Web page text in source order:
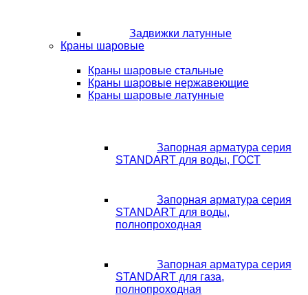
Задвижки латунные
Краны шаровые
Краны шаровые стальные
Краны шаровые нержавеющие
Краны шаровые латунные
Запорная арматура серия
STANDART для воды, ГОСТ
Запорная арматура серия
STANDART для воды,
полнопроходная
Запорная арматура серия
STANDART для газа,
полнопроходная